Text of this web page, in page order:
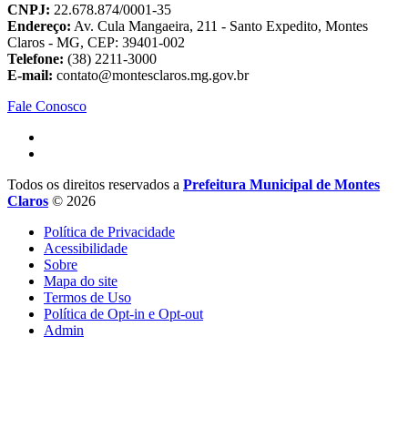
CNPJ: 22.678.874/0001-35
Endereço: Av. Cula Mangaeira, 211 - Santo Expedito, Montes
Claros - MG, CEP: 39401-002
Telefone: (38) 2211-3000
E-mail: contato@montesclaros.mg.gov.br
Fale Conosco
Todos os direitos reservados a Prefeitura Municipal de Montes
Claros © 2026
Política de Privacidade
Acessibilidade
Sobre
Mapa do site
Termos de Uso
Política de Opt-in e Opt-out
Admin